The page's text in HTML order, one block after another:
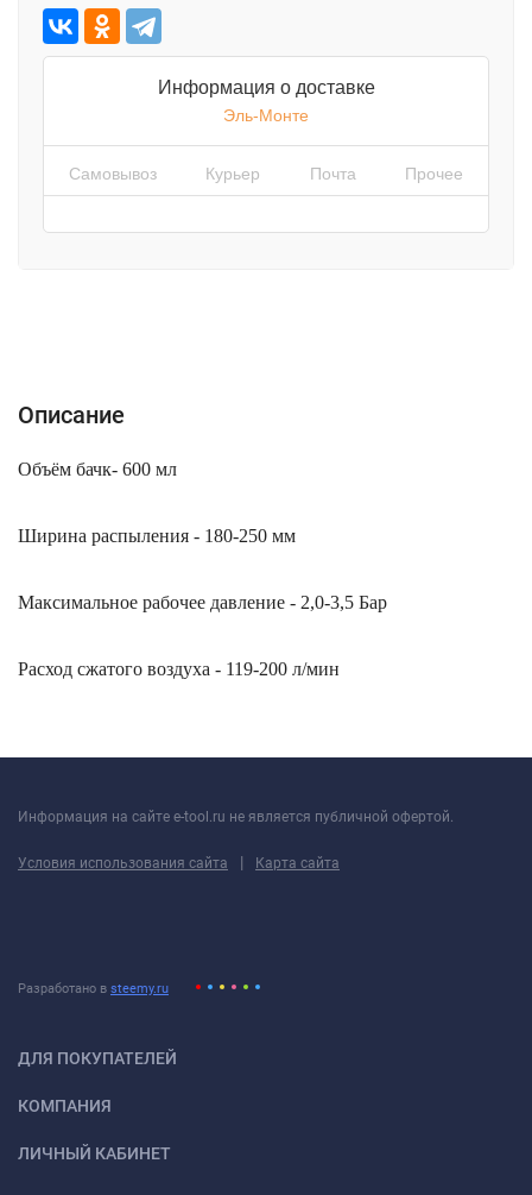
Информация о доставке
Эль-Монте
Самовывоз Курьер Почта Прочее
Описание
Объём бачк- 600 мл
Ширина распыления - 180-250 мм
Максимальное рабочее давление - 2,0-3,5 Бар
Расход сжатого воздуха - 119-200 л/мин
Информация на сайте e-tool.ru не является публичной офертой.
Условия использования сайта | Карта сайта
Разработано в steemy.ru
ДЛЯ ПОКУПАТЕЛЕЙ
КОМПАНИЯ
ЛИЧНЫЙ КАБИНЕТ